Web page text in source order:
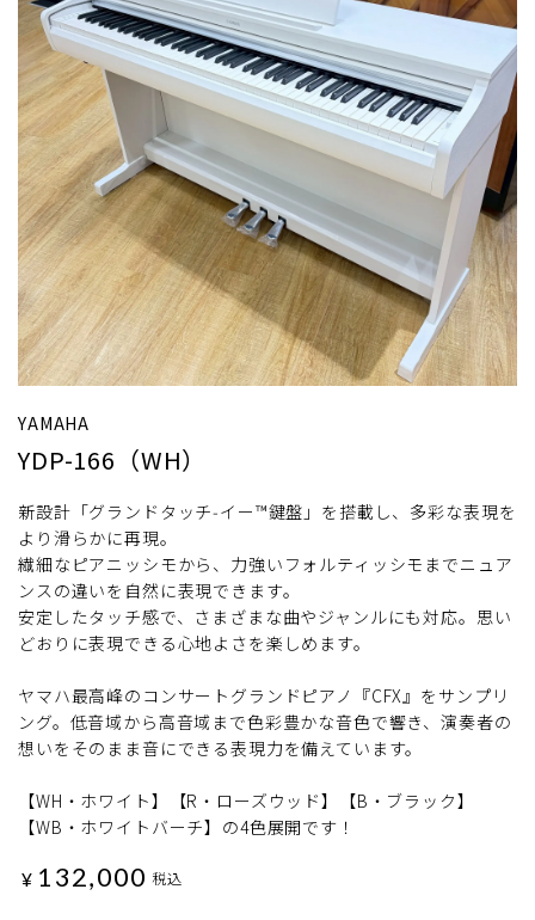
YAMAHA
YDP-166（WH）
新設計「グランドタッチ‑イー™鍵盤」を搭載し、多彩な表現を
より滑らかに再現。
繊細なピアニッシモから、力強いフォルティッシモまでニュア
ンスの違いを自然に表現できます。
安定したタッチ感で、さまざまな曲やジャンルにも対応。思い
どおりに表現できる心地よさを楽しめます。
ヤマハ最高峰のコンサートグランドピアノ『CFX』をサンプリ
ング。低音域から高音域まで色彩豊かな音色で響き、演奏者の
想いをそのまま音にできる表現力を備えています。
【WH・ホワイト】【R・ローズウッド】【B・ブラック】
【WB・ホワイトバーチ】の4色展開です！
¥ 132,000 税込